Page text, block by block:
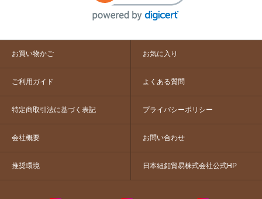
お買い物かご お気に入り
ご利用ガイド よくある質問
特定商取引法に基づく表記 プライバシーポリシー
会社概要 お問い合わせ
推奨環境 日本紐釦貿易株式会社公式HP